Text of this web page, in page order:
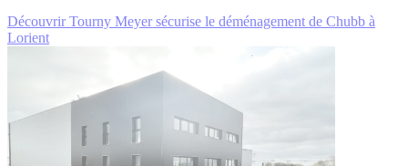
Découvrir Tourny Meyer sécurise le déménagement de Chubb à
Lorient